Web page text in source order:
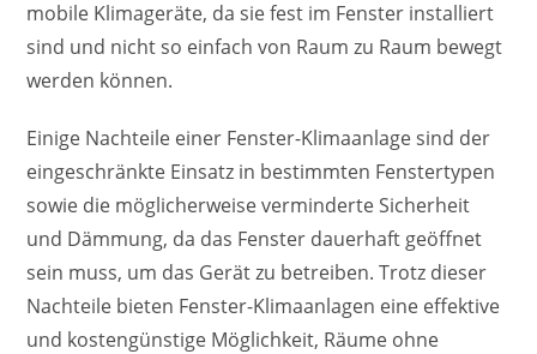
mobile Klimageräte, da sie fest im Fenster installiert
sind und nicht so einfach von Raum zu Raum bewegt
werden können.
Einige Nachteile einer Fenster-Klimaanlage sind der
eingeschränkte Einsatz in bestimmten Fenstertypen
sowie die möglicherweise verminderte Sicherheit
und Dämmung, da das Fenster dauerhaft geöffnet
sein muss, um das Gerät zu betreiben. Trotz dieser
Nachteile bieten Fenster-Klimaanlagen eine effektive
und kostengünstige Möglichkeit, Räume ohne